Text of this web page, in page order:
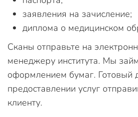
заявления на зачисление;
диплома о медицинском
Сканы отправьте на
менеджеру института. Мы
оформлением бумаг. Готовый
предоставлении услуг
клиенту.